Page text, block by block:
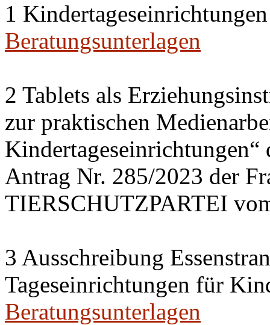
1
Beratungsunterlagen
2 Tablets als
zur praktischen
Kindertageseinrichtungen“
Antrag Nr. 285/2023 der
TIERSCHUTZPARTEI
3 Ausschreibung
Tageseinrichtungen für
Beratungsunterlagen